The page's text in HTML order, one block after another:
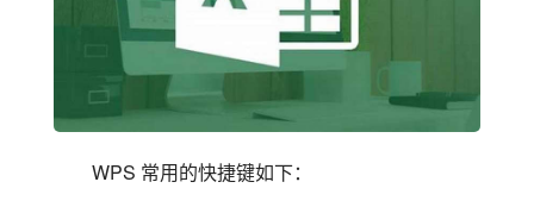
WPS 常用的快捷键如下：